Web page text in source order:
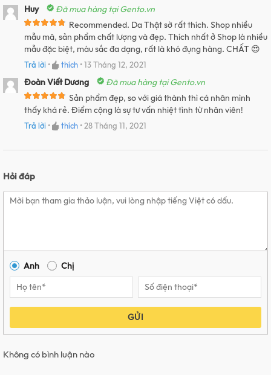
Huy
Đã mua hàng tại Gento.vn
Recommended. Da Thật sờ rất thích. Shop nhiều
mẫu mã, sản phẩm chất lượng và đẹp. Thích nhất ở Shop là nhiều
mẫu đặc biệt, màu sắc đa dạng, rất là khó đụng hàng. CHẤT 😍
Trả lời • thích •13 Tháng 12, 2021
Đoàn Viết Dương
Đã mua hàng tại Gento.vn
Sản phẩm đẹp, so với giá thành thì cá nhân mình
thấy khá rẻ. Điểm cộng là sự tư vấn nhiệt tình từ nhân viên!
Trả lời • thích •28 Tháng 11, 2021
Hỏi đáp
Anh Chị
GỬI
Không có bình luận nào